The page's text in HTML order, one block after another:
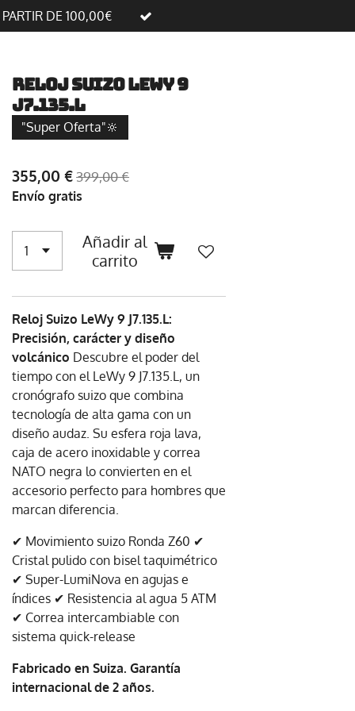
DE 100,00€
Reloj suizo LeWy 9
J7.135.L
"Super Oferta"🔆
355,00 €399,00 €
Envío gratis
Añadir al
carrito
Reloj Suizo LeWy 9 J7.135.L:
Precisión, carácter y diseño
volcánico Descubre el poder del
tiempo con el LeWy 9 J7.135.L, un
cronógrafo suizo que combina
tecnología de alta gama con un
diseño audaz. Su esfera roja lava,
caja de acero inoxidable y correa
NATO negra lo convierten en el
accesorio perfecto para hombres que
marcan diferencia.
✔ Movimiento suizo Ronda Z60 ✔
Cristal pulido con bisel taquimétrico
✔ Super-LumiNova en agujas e
índices ✔ Resistencia al agua 5 ATM
✔ Correa intercambiable con
sistema quick-release
Fabricado en Suiza. Garantía
internacional de 2 años.